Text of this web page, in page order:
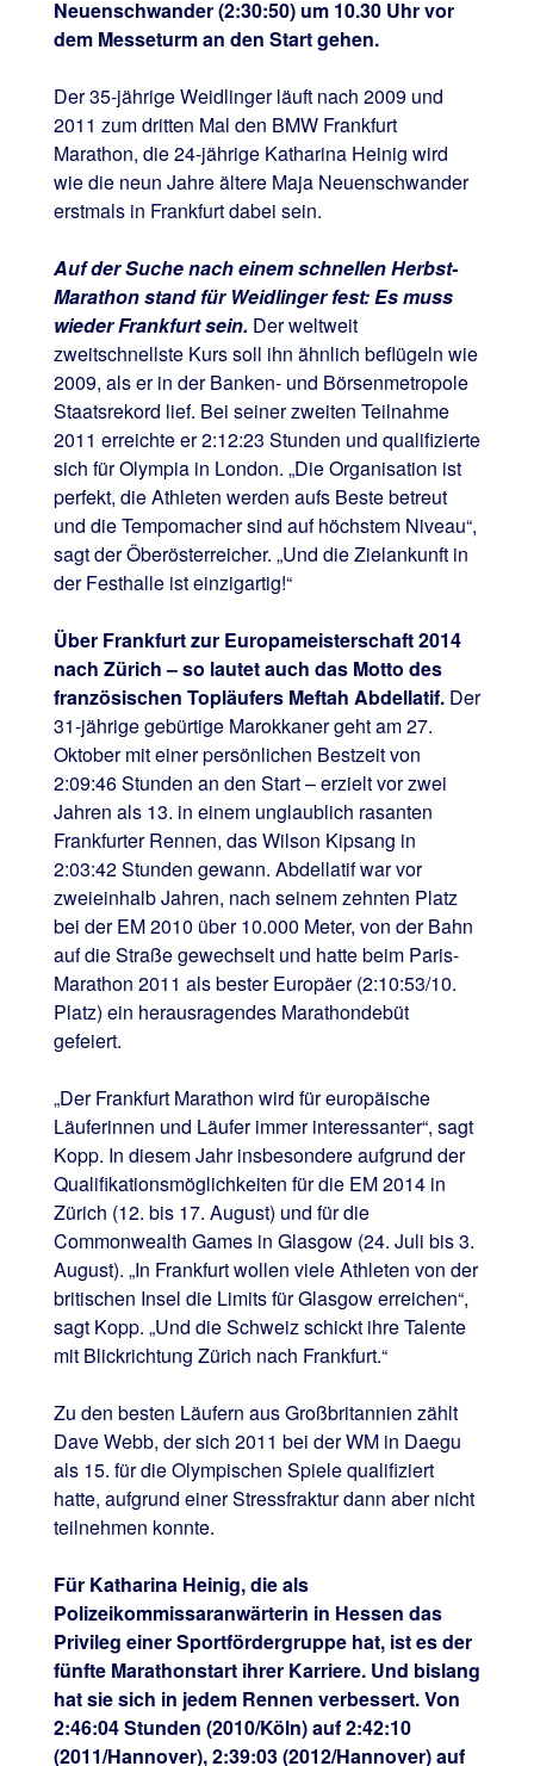
Neuenschwander (2:30:50) um 10.30 Uhr vor
dem Messeturm an den Start gehen.
Der 35-jährige Weidlinger läuft nach 2009 und
2011 zum dritten Mal den BMW Frankfurt
Marathon, die 24-jährige Katharina Heinig wird
wie die neun Jahre ältere Maja Neuenschwander
erstmals in Frankfurt dabei sein.
Auf der Suche nach einem schnellen Herbst-
Marathon stand für Weidlinger fest: Es muss
wieder Frankfurt sein.Der weltweit
zweitschnellste Kurs soll ihn ähnlich beflügeln wie
2009, als er in der Banken- und Börsenmetropole
Staatsrekord lief. Bei seiner zweiten Teilnahme
2011 erreichte er 2:12:23 Stunden und qualifizierte
sich für Olympia in London. „Die Organisation ist
perfekt, die Athleten werden aufs Beste betreut
und die Tempomacher sind auf höchstem Niveau“,
sagt der Öberösterreicher. „Und die Zielankunft in
der Festhalle ist einzigartig!“
Über Frankfurt zur Europameisterschaft 2014
nach Zürich – so lautet auch das Motto des
französischen Topläufers Meftah Abdellatif.Der
31-jährige gebürtige Marokkaner geht am 27.
Oktober mit einer persönlichen Bestzeit von
2:09:46 Stunden an den Start – erzielt vor zwei
Jahren als 13. in einem unglaublich rasanten
Frankfurter Rennen, das Wilson Kipsang in
2:03:42 Stunden gewann. Abdellatif war vor
zweieinhalb Jahren, nach seinem zehnten Platz
bei der EM 2010 über 10.000 Meter, von der Bahn
auf die Straße gewechselt und hatte beim Paris-
Marathon 2011 als bester Europäer (2:10:53/10.
Platz) ein herausragendes Marathondebüt
gefeiert.
„Der Frankfurt Marathon wird für europäische
Läuferinnen und Läufer immer interessanter“, sagt
Kopp. In diesem Jahr insbesondere aufgrund der
Qualifikationsmöglichkeiten für die EM 2014 in
Zürich (12. bis 17. August) und für die
Commonwealth Games in Glasgow (24. Juli bis 3.
August). „In Frankfurt wollen viele Athleten von der
britischen Insel die Limits für Glasgow erreichen“,
sagt Kopp. „Und die Schweiz schickt ihre Talente
mit Blickrichtung Zürich nach Frankfurt.“
Zu den besten Läufern aus Großbritannien zählt
Dave Webb, der sich 2011 bei der WM in Daegu
als 15. für die Olympischen Spiele qualifiziert
hatte, aufgrund einer Stressfraktur dann aber nicht
teilnehmen konnte.
Für Katharina Heinig, die als
Polizeikommissaranwärterin in Hessen das
Privileg einer Sportfördergruppe hat, ist es der
fünfte Marathonstart ihrer Karriere. Und bislang
hat sie sich in jedem Rennen verbessert. Von
2:46:04 Stunden (2010/Köln) auf 2:42:10
(2011/Hannover), 2:39:03 (2012/Hannover) auf